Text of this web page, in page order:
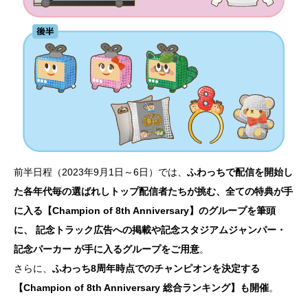
前半日程（2023年9月1日～6日）では、 ふわっちで配信を開始し
た各年代毎の選ばれしトップ配信者たちが挑む、全ての特典が手
に入る【Champion of 8th Anniversary】のグループを筆頭
に、 記念トラック広告への掲載や記念スタジアムジャンパー・
記念パーカー が手に入るグループをご用意。
さらに、 ふわっち8周年時点でのチャンピオンを決定する
【Champion of 8th Anniversary 総合ランキング】も開催。